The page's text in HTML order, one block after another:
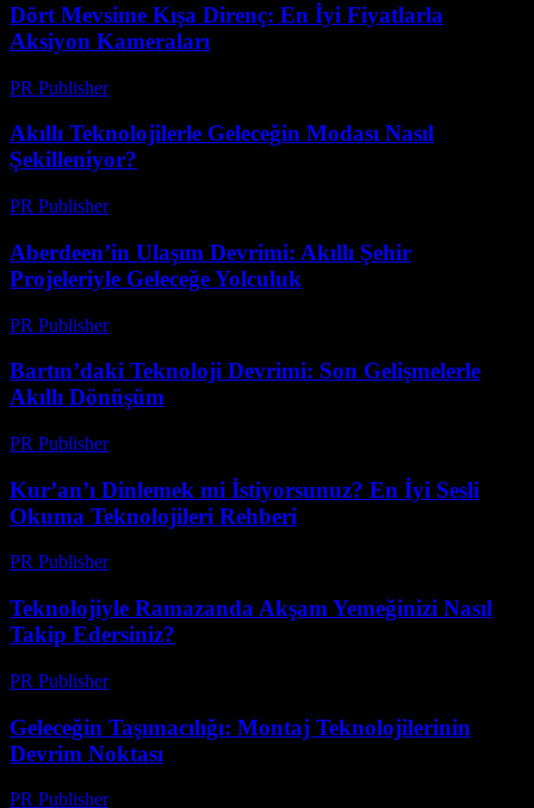
Dört Mevsime Kışa Direnç: En İyi Fiyatlarla
Aksiyon Kameraları
PR Publisher-
Akıllı Teknolojilerle Geleceğin Modası Nasıl
Şekilleniyor?
PR Publisher-
Aberdeen’in Ulaşım Devrimi: Akıllı Şehir
Projeleriyle Geleceğe Yolculuk
PR Publisher-
Bartın’daki Teknoloji Devrimi: Son Gelişmelerle
Akıllı Dönüşüm
PR Publisher-
Kur’an’ı Dinlemek mi İstiyorsunuz? En İyi Sesli
Okuma Teknolojileri Rehberi
PR Publisher-
Teknolojiyle Ramazanda Akşam Yemeğinizi Nasıl
Takip Edersiniz?
PR Publisher-
Geleceğin Taşımacılığı: Montaj Teknolojilerinin
Devrim Noktası
PR Publisher-